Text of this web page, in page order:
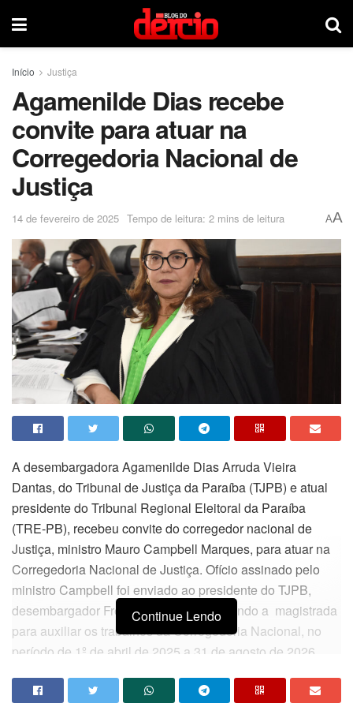
Início Justiça
Agamenilde Dias recebe
convite para atuar na
Corregedoria Nacional de
Justiça
14 de fevereiro de 2025 Tempo de leitura: 2 mins de leitura AA
A desembargadora Agamenilde Dias Arruda Vieira
Dantas, do Tribunal de Justiça da Paraíba (TJPB) e atual
presidente do Tribunal Regional Eleitoral da Paraíba
(TRE-PB), recebeu convite do corregedor nacional de
Justiça, ministro Mauro Campbell Marques, para atuar na
Corregedoria Nacional de Justiça. Ofício assinado pelo
ministro Campbell foi enviado ao presidente do TJPB,
desembargador Fred Coutinho, requisitando a magistrada
para auxiliar os trabalhos da Corregedoria Nacional, no
período de 1º de abril de 2025 a 31 de agosto de 2026.
A requisição foi formulada nos termos do § 5º, III, do art.
Continue Lendo